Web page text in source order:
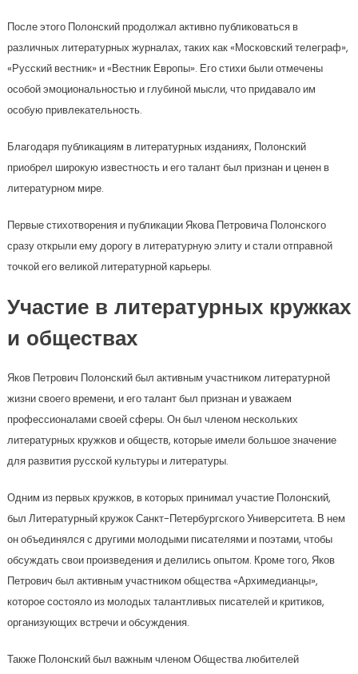
После этого Полонский продолжал активно публиковаться в
различных литературных журналах, таких как «Московский телеграф»,
«Русский вестник» и «Вестник Европы». Его стихи были отмечены
особой эмоциональностью и глубиной мысли, что придавало им
особую привлекательность.
Благодаря публикациям в литературных изданиях, Полонский
приобрел широкую известность и его талант был признан и ценен в
литературном мире.
Первые стихотворения и публикации Якова Петровича Полонского
сразу открыли ему дорогу в литературную элиту и стали отправной
точкой его великой литературной карьеры.
Участие в литературных кружках
и обществах
Яков Петрович Полонский был активным участником литературной
жизни своего времени, и его талант был признан и уважаем
профессионалами своей сферы. Он был членом нескольких
литературных кружков и обществ, которые имели большое значение
для развития русской культуры и литературы.
Одним из первых кружков, в которых принимал участие Полонский,
был Литературный кружок Санкт-Петербургского Университета. В нем
он объединялся с другими молодыми писателями и поэтами, чтобы
обсуждать свои произведения и делились опытом. Кроме того, Яков
Петрович был активным участником общества «Архимедианцы»,
которое состояло из молодых талантливых писателей и критиков,
организующих встречи и обсуждения.
Также Полонский был важным членом Общества любителей